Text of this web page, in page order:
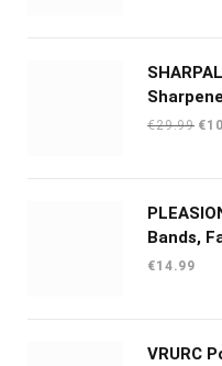
€29.99 €
Bands,
€14.99
VRURC